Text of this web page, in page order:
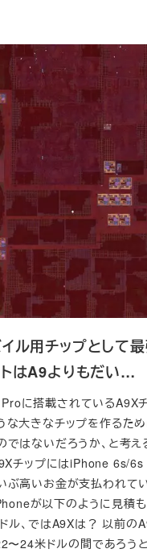
ル用チップとして
はA9よりもだい…
に搭載されているA9X
な大きなチップを作るた
ではないだろうか、と考
チップにはiPhone 6s/
ぶ高いお金が支払われて
が以下のように見積
ル、ではA9Xは？ 以前の
〜24米ドルの間であろう